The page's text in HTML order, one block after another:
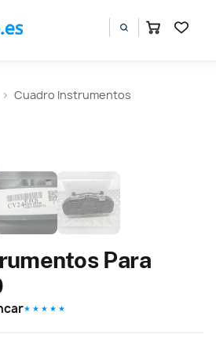
Cuadro Instrumentos
Para
★ ★ ★ ★ ★